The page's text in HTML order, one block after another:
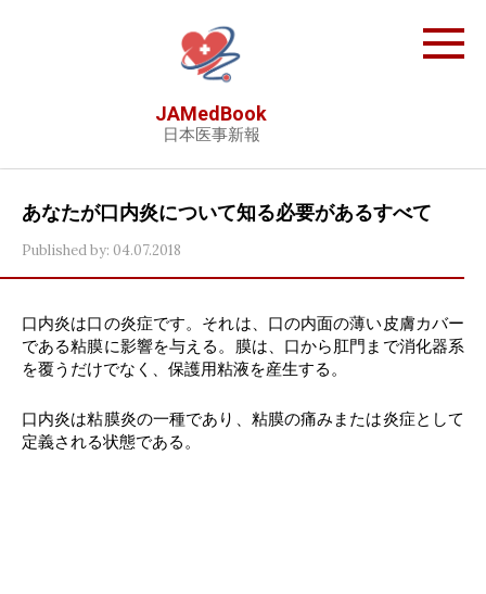
JAMedBook
日本医事新報
あなたが口内炎について知る必要があるすべて
Published by: 04.07.2018
口内炎は口の炎症です。それは、口の内面の薄い皮膚カバー
である粘膜に影響を与える。膜は、口から肛門まで消化器系
を覆うだけでなく、保護用粘液を産生する。
口内炎は粘膜炎の一種であり、粘膜の痛みまたは炎症として
定義される状態である。